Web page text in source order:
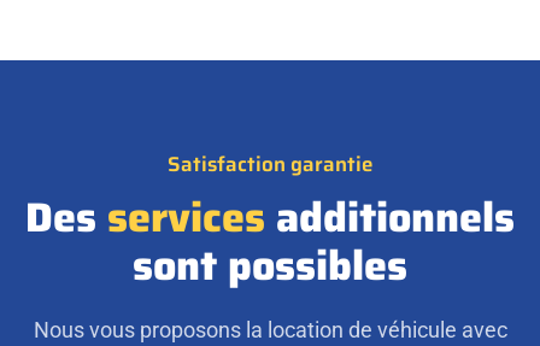
Satisfaction garantie
Des services additionnels
sont possibles
Nous vous proposons la location de véhicule avec